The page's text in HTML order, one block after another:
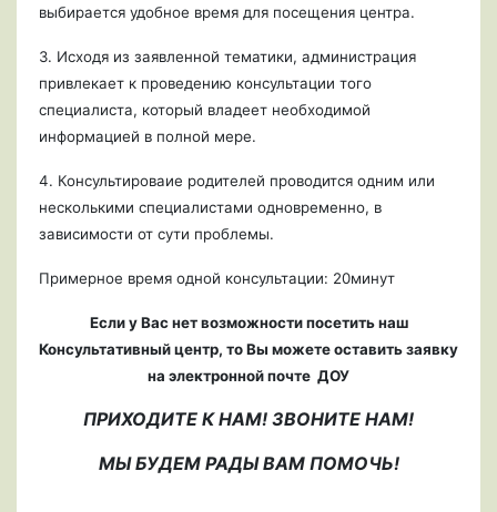
выбирается удобное время для посещения центра.
3. Исходя из заявленной тематики, администрация
привлекает к проведению консультации того
специалиста, который владеет необходимой
информацией в полной мере.
4. Консультироваие родителей проводится одним или
несколькими специалистами одновременно, в
зависимости от сути проблемы.
Примерное время одной консультации: 20минут
Если у Вас нет возможности посетить наш
Консультативный центр, то Вы можете оставить заявку
на электронной почте ДОУ
ПРИХОДИТЕ К НАМ! ЗВОНИТЕ НАМ!
МЫ БУДЕМ РАДЫ ВАМ ПОМОЧЬ!